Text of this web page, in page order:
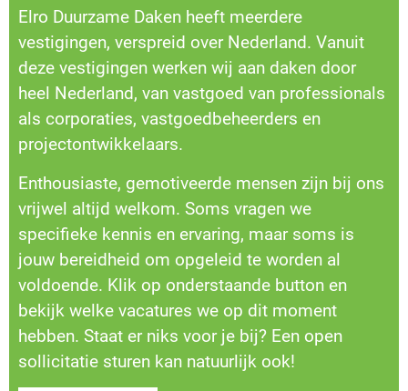
Elro Duurzame Daken heeft meerdere
vestigingen, verspreid over Nederland. Vanuit
deze vestigingen werken wij aan daken door
heel Nederland, van vastgoed van professionals
als corporaties, vastgoedbeheerders en
projectontwikkelaars.
Enthousiaste, gemotiveerde mensen zijn bij ons
vrijwel altijd welkom. Soms vragen we
specifieke kennis en ervaring, maar soms is
jouw bereidheid om opgeleid te worden al
voldoende. Klik op onderstaande button en
bekijk welke vacatures we op dit moment
hebben. Staat er niks voor je bij? Een open
sollicitatie sturen kan natuurlijk ook!